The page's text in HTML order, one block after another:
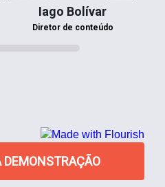
DEMONSTRAÇÃO